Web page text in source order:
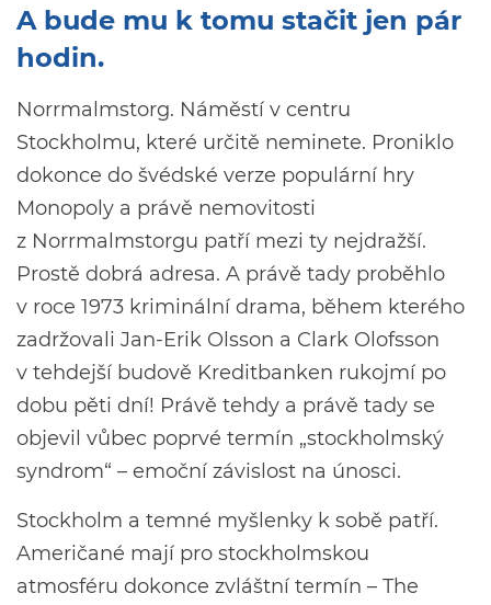
A bude mu k tomu stačit jen pár
hodin.
Norrmalmstorg. Náměstí v centru
Stockholmu, které určitě neminete. Proniklo
dokonce do švédské verze populární hry
Monopoly a právě nemovitosti
z Norrmalmstorgu patří mezi ty nejdražší.
Prostě dobrá adresa. A právě tady proběhlo
v roce 1973 kriminální drama, během kterého
zadržovali Jan-Erik Olsson a Clark Olofsson
v tehdejší budově Kreditbanken rukojmí po
dobu pěti dní! Právě tehdy a právě tady se
objevil vůbec poprvé termín „stockholmský
syndrom“ – emoční závislost na únosci.
Stockholm a temné myšlenky k sobě patří.
Američané mají pro stockholmskou
atmosféru dokonce zvláštní termín – The